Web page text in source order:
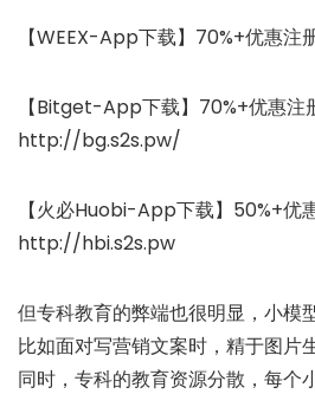
【WEEX-App下载】70%+优惠
【Bitget-App下载】70%+优惠注
http://bg.s2s.pw/
【火必Huobi-App下载】50%+优
http://hbi.s2s.pw
但专科教育的弊端也很明显，小模
比如面对写营销文案时，精于图片
同时，专科的教育资源分散，每个